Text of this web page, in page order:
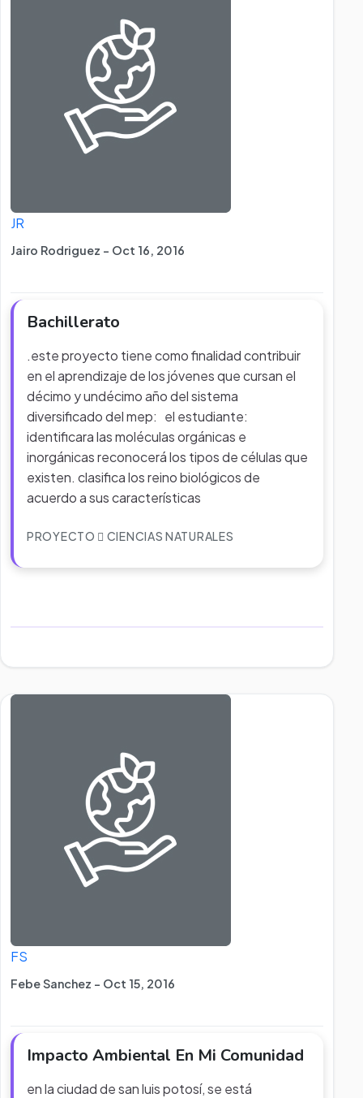
JR
Jairo Rodriguez - Oct 16, 2016
Bachillerato
.este proyecto tiene como finalidad contribuir
en el aprendizaje de los jóvenes que cursan el
décimo y undécimo año del sistema
diversificado del mep: el estudiante:
identificara las moléculas orgánicas e
inorgánicas reconocerá los tipos de células que
existen. clasifica los reino biológicos de
acuerdo a sus características
PROYECTO CIENCIAS NATURALES
FS
Febe Sanchez - Oct 15, 2016
Impacto Ambiental En Mi Comunidad
en la ciudad de san luis potosí, se está